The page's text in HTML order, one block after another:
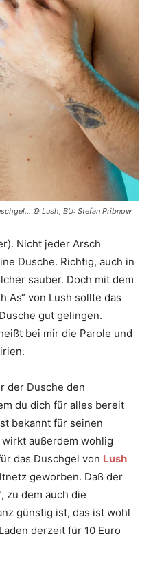
© Lush, BU: Stefan Pribnow
Nicht jeder Arsch
Dusche. Richtig, auch in
sauber. Doch mit dem
As“ von Lush sollte das
gut gelingen.
bei mir die Parole und
der Dusche den
du dich für alles bereit
bekannt für seinen
außerdem wohlig
das Duschgel von Lush
geworben. Daß der
zu dem auch die
günstig ist, das ist wohl
derzeit für 10 Euro